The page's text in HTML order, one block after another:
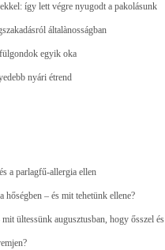
így lett végre nyugodt a pakolásunk
általànosságban
egyik oka
nyári étrend
a parlagfű-allergia ellen
hőségben – és mit tehetünk ellene?
ültessünk augusztusban, hogy ősszel és